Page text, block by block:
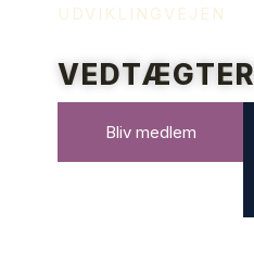
UDVIKLINGVEJEN
VEDTÆGTER
Bliv medlem